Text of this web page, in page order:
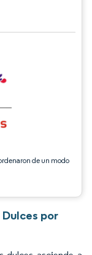
de un modo
según CC BY 4.0.
por